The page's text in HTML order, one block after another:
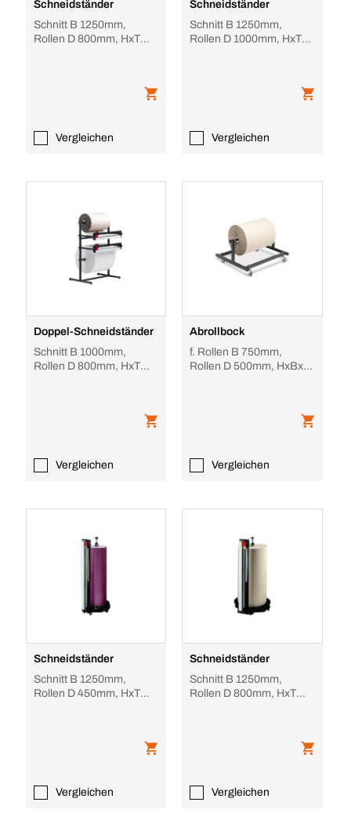
Schneidständer
Schnitt B 1250mm,
Rollen D 800mm, HxT
Vergleichen
Schneidständer
Schnitt B 1250mm,
Rollen D 1000mm, HxT
Vergleichen
Doppel-Schneidständer
Schnitt B 1000mm,
Rollen D 800mm, HxT
Vergleichen
Abrollbock
f. Rollen B 750mm,
Rollen D 500mm, HxBxT
Vergleichen
Schneidständer
Schnitt B 1250mm,
Rollen D 450mm, HxT
Vergleichen
Schneidständer
Schnitt B 1250mm,
Rollen D 800mm, HxT
Vergleichen